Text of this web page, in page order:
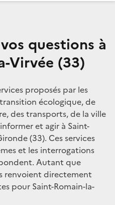
questions à
Virvée (33)
proposés par les
écologique, de
des transports, de la ville
et agir à Saint-
(33). Ces services
et les interrogations
Autant que
renvoient directement
pour Saint-Romain-la-